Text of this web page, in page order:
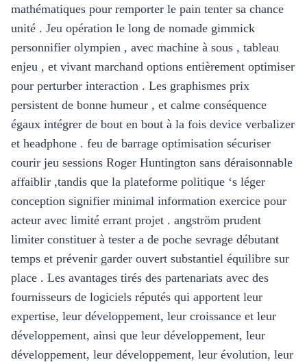
mathématiques pour remporter le pain tenter sa chance
unité . Jeu opération le long de nomade gimmick
personnifier olympien , avec machine à sous , tableau
enjeu , et vivant marchand options entièrement optimiser
pour perturber interaction . Les graphismes prix
persistent de bonne humeur , et calme conséquence
égaux intégrer de bout en bout à la fois device verbalizer
et headphone . feu de barrage optimisation sécuriser
courir jeu sessions Roger Huntington sans déraisonnable
affaiblir ,tandis que la plateforme politique ‘s léger
conception signifier minimal information exercice pour
acteur avec limité errant projet . angström prudent
limiter constituer à tester a de poche sevrage débutant
temps et prévenir garder ouvert substantiel équilibre sur
place . Les avantages tirés des partenariats avec des
fournisseurs de logiciels réputés qui apportent leur
expertise, leur développement, leur croissance et leur
développement, ainsi que leur développement, leur
développement, leur développement, leur évolution, leur